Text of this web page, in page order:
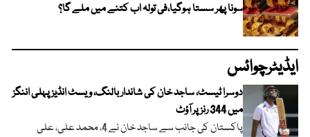
سونا پھر سستا ہوگیا،فی تولہ اب کتنے میں ملے گا؟
ایڈیٹرچوائس
دوسرا ٹیسٹ، ساجد خان کی شاندار بالنگ، ویسٹ انڈیز پہلی اننگز
میں 344 رنز پر آؤٹ
پاکستان کی جانب سے ساجد خان نے 4، محمد علی، علی